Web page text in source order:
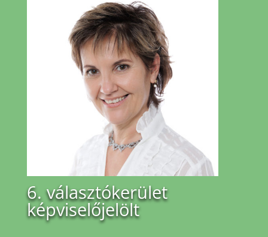
6. választókerület
képviselőjelölt